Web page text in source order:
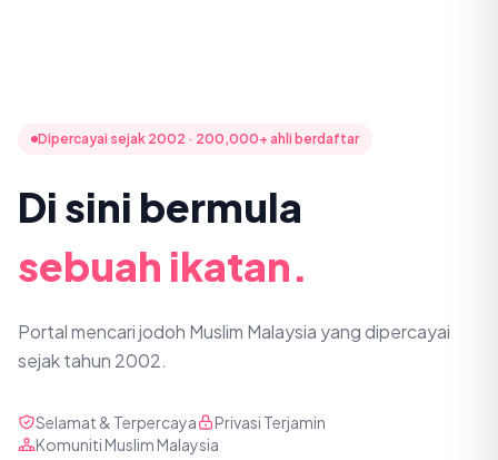
Dipercayai sejak 2002 · 200,000+ ahli berdaftar
Di sini bermula
sebuah ikatan.
Portal mencari jodoh Muslim Malaysia yang dipercayai
sejak tahun 2002.
Selamat & Terpercaya
Privasi Terjamin
Komuniti Muslim Malaysia